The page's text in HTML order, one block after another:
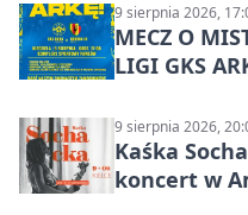
9 sierpnia 2026,
MECZ O
LIGI GKS
9 sierpnia 2026,
Kaśka
koncert w